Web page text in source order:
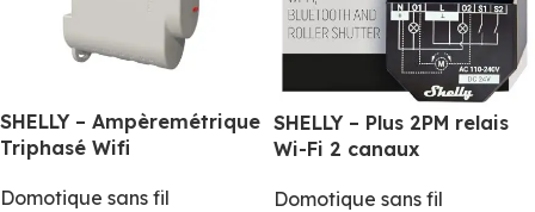
SHELLY – Ampèremétrique
Triphasé Wifi
Domotique sans fil
SHELLY – Plus 2PM relais
Wi-Fi 2 canaux
Domotique sans fil